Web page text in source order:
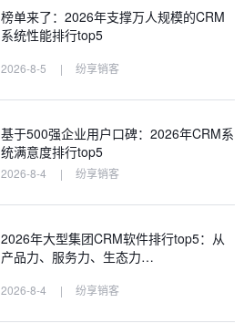
榜单来了：2026年支撑万人规模的CRM
系统性能排行top5
2026-8-5 | 纷享销客
基于500强企业用户口碑：2026年CRM系
统满意度排行top5
2026-8-4 | 纷享销客
2026年大型集团CRM软件排行top5：从
产品力、服务力、生态力…
2026-8-4 | 纷享销客